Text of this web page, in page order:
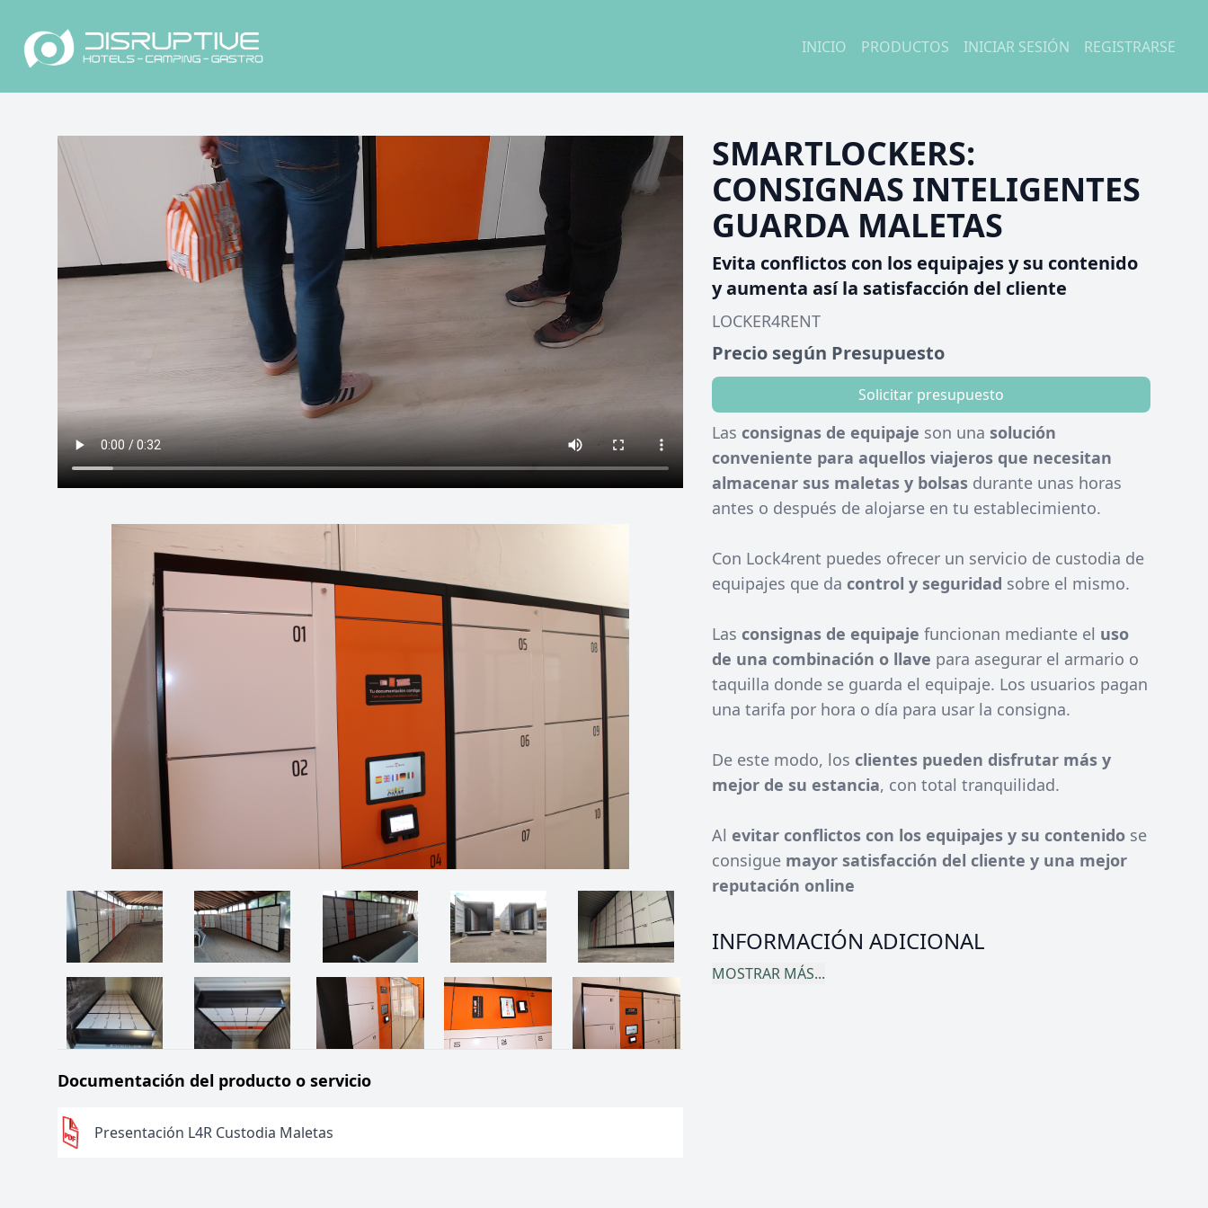
INICIO PRODUCTOS INICIAR SESIÓN REGISTRARSE
Documentación del producto o servicio
Presentación L4R Custodia Maletas
SMARTLOCKERS:
CONSIGNAS INTELIGENTES
GUARDA MALETAS
Evita conflictos con los equipajes y su contenido
y aumenta así la satisfacción del cliente
LOCKER4RENT
Precio según Presupuesto
Solicitar presupuesto
Las consignas de equipaje son una solución
conveniente para aquellos viajeros que necesitan
almacenar sus maletas y bolsas durante unas horas
antes o después de alojarse en tu establecimiento.
Con Lock4rent puedes ofrecer un servicio de custodia de
equipajes que da control y seguridad sobre el mismo.
Las consignas de equipaje funcionan mediante el uso
de una combinación o llave para asegurar el armario o
taquilla donde se guarda el equipaje. Los usuarios pagan
una tarifa por hora o día para usar la consigna.
De este modo, los clientes pueden disfrutar más y
mejor de su estancia, con total tranquilidad.
Al evitar conflictos con los equipajes y su contenido se
consigue mayor satisfacción del cliente y una mejor
reputación online
INFORMACIÓN ADICIONAL
MOSTRAR MÁS...